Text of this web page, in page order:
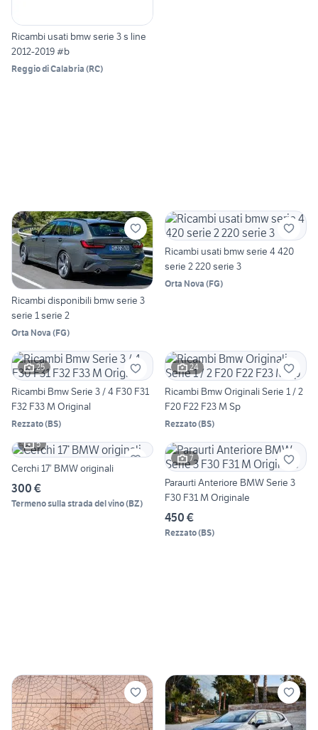
Ricambi usati bmw serie 3 s line
2012-2019 #b
Reggio di Calabria (RC)
Ricambi disponibili bmw serie 3
serie 1 serie 2
Orta Nova (FG)
Ricambi usati bmw serie 4 420
serie 2 220 serie 3
Orta Nova (FG)
25
Ricambi Bmw Serie 3 / 4 F30 F31
F32 F33 M Original
Rezzato(BS)
24
Ricambi Bmw Originali Serie 1 / 2
F20 F22 F23 M Sp
Rezzato(BS)
5
Cerchi 17’ BMW originali
300 €
Termeno sulla strada del vino(BZ)
7
Paraurti Anteriore BMW Serie 3
F30 F31 M Originale
450 €
Rezzato(BS)